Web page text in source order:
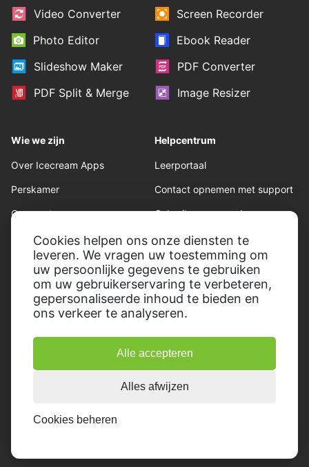
Cookies helpen ons onze diensten te
leveren. We vragen uw toestemming om
uw persoonlijke gegevens te gebruiken
om uw gebruikerservaring te verbeteren,
gepersonaliseerde inhoud te bieden en
ons verkeer te analyseren.
Alle accepteren
Alles afwijzen
Cookies beheren
© 2014-2026, Icecream Apps.
Alle rechten voorbehouden
Video Converter
Screen Recorder
Photo Editor
Ebook Reader
Slideshow Maker
PDF Converter
PDF Split & Merge
Image Resizer
Wie we zijn
Over Icecream Apps
Perskamer
Onze auteurs
Partnerschap
Helpcentrum
Leerportaal
Contact opnemen met support
Gebruiksvoorwaarden
Teruggave beleid
Privacybeleid